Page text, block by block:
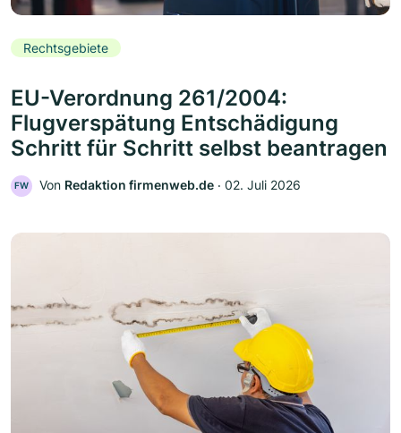
Rechtsgebiete
EU-Verordnung 261/2004:
Flugverspätung Entschädigung
Schritt für Schritt selbst beantragen
FW Von Redaktion firmenweb.de ‧ 02. Juli 2026